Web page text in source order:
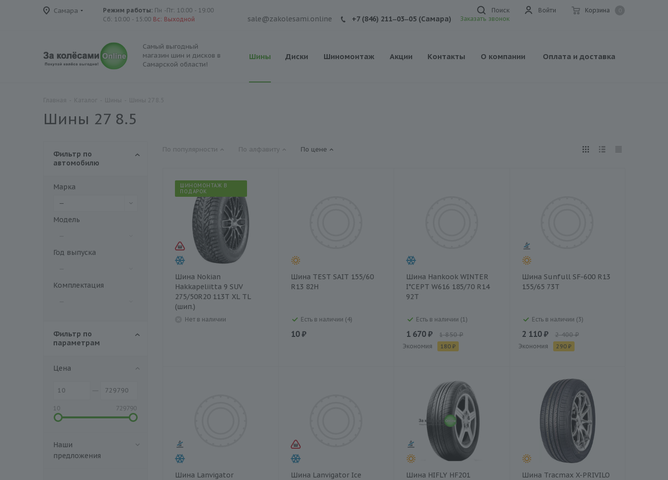
Самара Корзина
Войти
Режим работы: Пн -Пт: 10:00 - 19:00
Сб: 10:00 - 15:00 Вс: Выходной
Поиск
sale@zakolesami.online +7 (846) 211‒03‒05 (Самара) Заказать звонок
Самый выгодный
магазин шин и дисков в
Самарской области!
Шины Диски Шиномонтаж Акции Контакты О компании Оплата и доставка
Шины 27 8.5
По популярности По алфавиту По цене
ШИНОМОНТАЖ В
ПОДАРОК
Шина Nokian
Hakkapeliitta 9 SUV
275/50R20 113T XL TL
(шип.)
Нет в наличии
Шина TEST SAIT 155/60
R13 82H
Есть в наличии (4)
10 ₽
Шина Hankook WINTER
I*CEPT W616 185/70 R14
92T
Есть в наличии (1)
1 670 ₽ 1 850 ₽
Экономия 180 ₽
Шина Sunfull SF-600 R13
155/65 73T
Есть в наличии (3)
2 110 ₽ 2 400 ₽
Экономия 290 ₽
Шина Lanvigator
Шина Lanvigator Ice
Шина HIFLY HF201
Шина Tracmax X-PRIVILO
Фильтр по
автомобилю
Марка
—
Модель
Год выпуска
Комплектация
Фильтр по
параметрам
Цена
10 729790
Наши
предложения